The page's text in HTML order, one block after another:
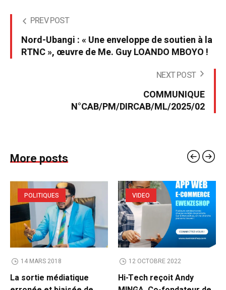
PREV POST
Nord-Ubangi : « Une enveloppe de soutien à la
RTNC », œuvre de Me. Guy LOANDO MBOYO !
NEXT POST
COMMUNIQUE
N°CAB/PM/DIRCAB/ML/2025/02
More posts
POLITIQUES
14 MARS 2018
La sortie médiatique
VIDEO
12 OCTOBRE 2022
Hi-Tech reçoit Andy